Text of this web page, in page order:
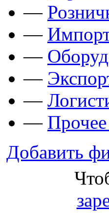
—
—
—
—
—
—
Добавить